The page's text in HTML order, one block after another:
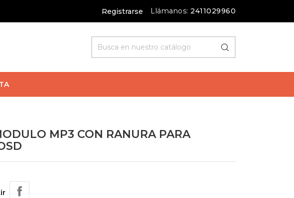
Registrarse Llámanos: 2411029960
MP3 CON RANURA PARA